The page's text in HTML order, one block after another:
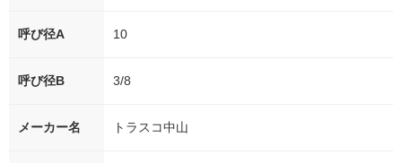
呼び径A 10
呼び径B 3/8
メーカー名 トラスコ中山